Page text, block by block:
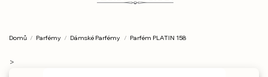
Domů Parfémy Dámské Parfémy Parfém PLATIN 158
>